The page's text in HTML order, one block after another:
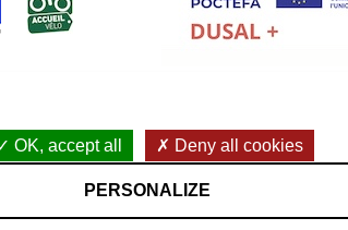
Accessibilité : non conforme
OK, accept all Deny all cookies
PERSONALIZE